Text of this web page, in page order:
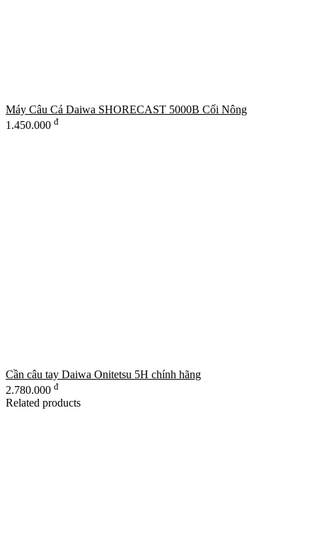
Máy Câu Cá Daiwa SHORECAST 5000B Cối Nông
1.450.000 đ
Cần câu tay Daiwa Onitetsu 5H chính hãng
2.780.000 đ
Related products